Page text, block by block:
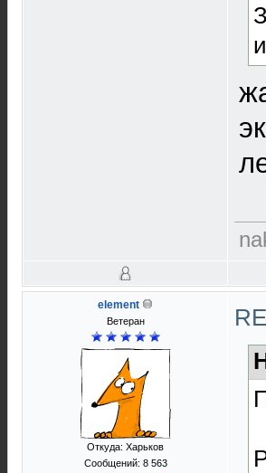
element
Ветеран
Откуда: Харьков
Сообщений: 8 563